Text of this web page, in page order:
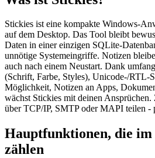
Stickies ist eine kompakte Windows-
auf dem Desktop. Das Tool bleibt
Daten in einer einzigen SQLite-
unnötige Systemeingriffe. Notizen
auch nach einem Neustart. Dank
(Schrift, Farbe, Styles), Unicode-/RTL-
Möglichkeit, Notizen an Apps,
wächst Stickies mit deinen Ansprüchen.
über TCP/IP, SMTP oder MAPI teilen -
Hauptfunktionen, die
zählen